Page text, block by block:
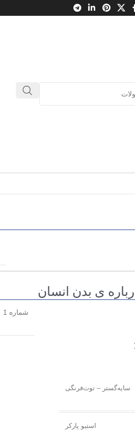
شماره 1
سایه‌گستر – توت‌فرنگی
استیو پارکر